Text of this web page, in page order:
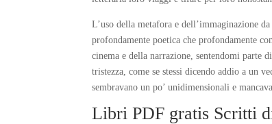
L’uso della metafora e dell’immaginazione
profondamente poetica che profondamente
cinema e della narrazione, sentendomi
tristezza, come se stessi dicendo addio a un
sembravano un po’ unidimensionali e
Libri PDF gratis Scritti